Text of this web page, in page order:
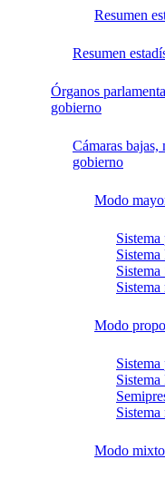
Resumen
Resumen
Órganos
gobierno
Cámaras
gobierno
Modo
Sistema
Modo
Sistema
Modo